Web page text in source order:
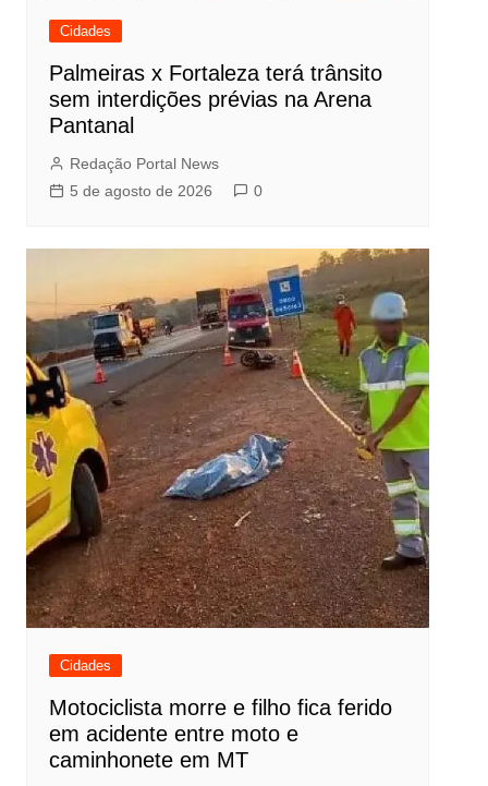
Cidades
Palmeiras x Fortaleza terá trânsito
sem interdições prévias na Arena
Pantanal
Redação Portal News
5 de agosto de 2026
0
Cidades
Motociclista morre e filho fica ferido
em acidente entre moto e
caminhonete em MT